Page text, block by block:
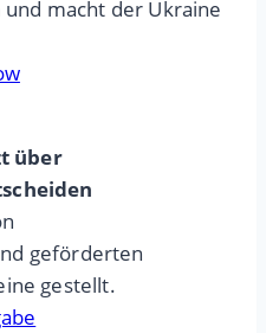
macht der Ukraine
über
geförderten
gestellt.